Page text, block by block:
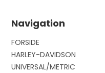
Navigation
FORSIDE
HARLEY-DAVIDSON
UNIVERSAL/METRIC